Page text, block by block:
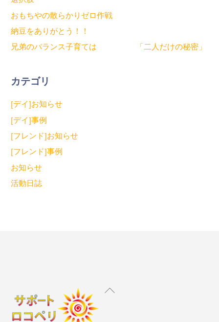
おもちやの散らかりゼロ作戦
納豆をありがとう！！
兄弟のバランス子育ては 「二人だけの秘密」
カテゴリ
[デイ]お知らせ
[デイ]事例
[フレンド]お知らせ
[フレンド]事例
お知らせ
活動日誌
Back